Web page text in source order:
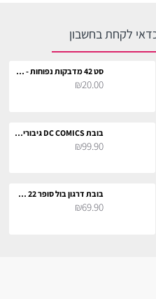
לקחת בחשבון
סט 42 מדבקות נפוחות - הוני דיוקס
₪20.00
בובת DC COMICS גיבורי על 27 ס"מ
₪99.90
בובת דרגון בול סופר 22 סמ - בו
₪69.90